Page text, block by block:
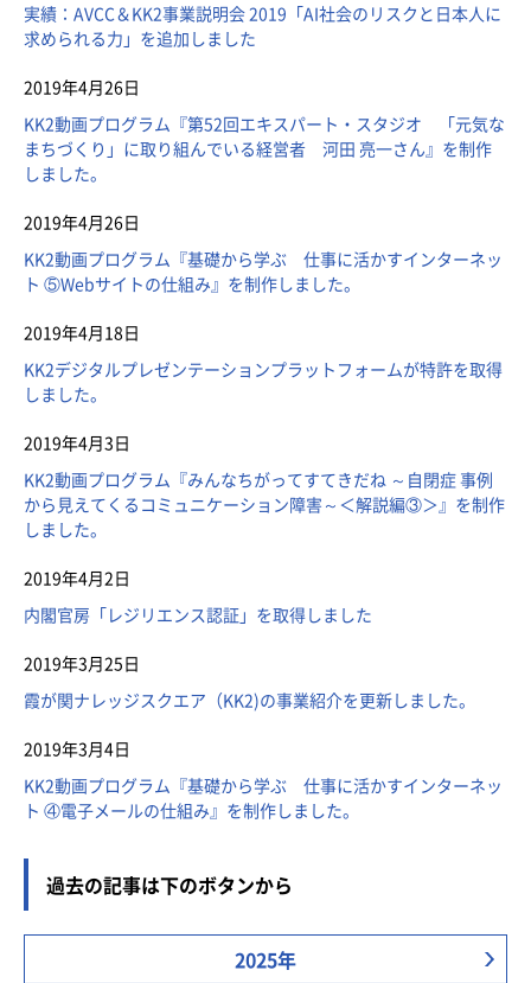
実績：AVCC＆KK2事業説明会 2019「AI社会のリスクと日本人に
求められる力」を追加しました
2019年4月26日
KK2動画プログラム『第52回エキスパート・スタジオ 「元気な
まちづくり」に取り組んでいる経営者 河田 亮一さん』を制作
しました。
2019年4月26日
KK2動画プログラム『基礎から学ぶ 仕事に活かすインターネッ
ト ⑤Webサイトの仕組み』を制作しました。
2019年4月18日
KK2デジタルプレゼンテーションプラットフォームが特許を取得
しました。
2019年4月3日
KK2動画プログラム『みんなちがってすてきだね ～自閉症 事例
から見えてくるコミュニケーション障害～＜解説編③＞』を制作
しました。
2019年4月2日
内閣官房「レジリエンス認証」を取得しました
2019年3月25日
霞が関ナレッジスクエア（KK2)の事業紹介を更新しました。
2019年3月4日
KK2動画プログラム『基礎から学ぶ 仕事に活かすインターネッ
ト ④電子メールの仕組み』を制作しました。
過去の記事は下のボタンから
2025年